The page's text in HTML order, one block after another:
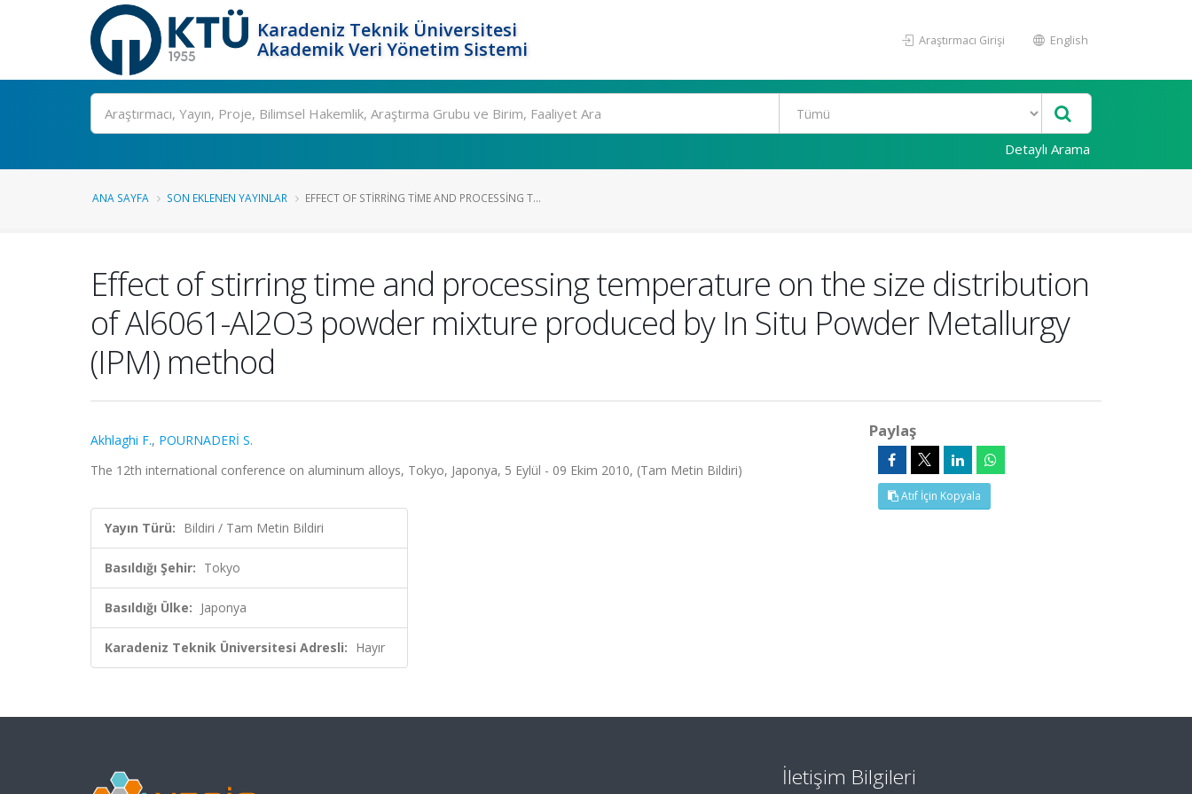
Karadeniz Teknik Üniversitesi
Akademik Veri Yönetim Sistemi
Araştırmacı Girişi English
Ara
Detaylı Arama
ANA SAYFA SON EKLENEN YAYINLAR EFFECT OF STIRRING TIME AND PROCESSING T...
Effect of stirring time and processing temperature on the size distribution
of Al6061-Al2O3 powder mixture produced by In Situ Powder Metallurgy
(IPM) method
Akhlaghi F., POURNADERİ S.
The 12th international conference on aluminum alloys, Tokyo, Japonya, 5 Eylül - 09 Ekim 2010, (Tam Metin Bildiri)
Yayın Türü: Bildiri / Tam Metin Bildiri
Basıldığı Şehir: Tokyo
Basıldığı Ülke: Japonya
Karadeniz Teknik Üniversitesi Adresli: Hayır
Paylaş
Atıf İçin Kopyala
İletişim Bilgileri